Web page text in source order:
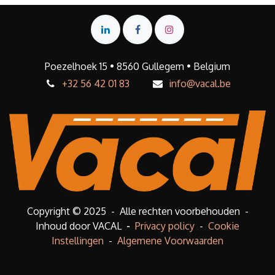
Poezelhoek 15 • 8560 Gullegem • Belgium
+32 56 42 01 83
info@vacal.be
Copyright © 2025 - Alle rechten voorbehouden -
Inhoud door VACAL - Privacy policy - Cookie
Instellingen - Algemene Voorwaarden